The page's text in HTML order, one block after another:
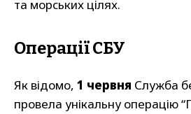
та морських цілях.
Операції СБУ
Як відомо, 1 червня Служба
провела унікальну операцію